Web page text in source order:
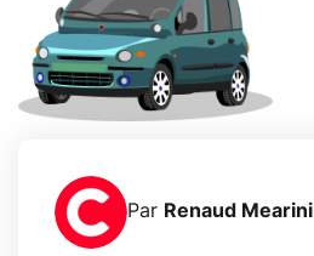
Par Renaud Mearini